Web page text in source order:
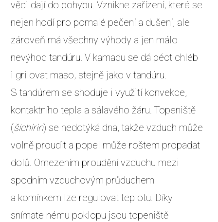
věci dají do pohybu. Vznikne zařízení, které se
nejen hodí pro pomalé pečení a dušení, ale
zároveň má všechny výhody a jen málo
nevýhod tandúru. V kamadu se dá péct chléb
i grilovat maso, stejně jako v tandúru.
S tandúrem se shoduje i využití konvekce,
kontaktního tepla a sálavého žáru. Topeniště
(šichirin) se nedotýká dna, takže vzduch může
volně proudit a popel může roštem propadat
dolů. Omezením proudění vzduchu mezi
spodním vzduchovým průduchem
a komínkem lze regulovat teplotu. Díky
snímatelnému poklopu jsou topeniště